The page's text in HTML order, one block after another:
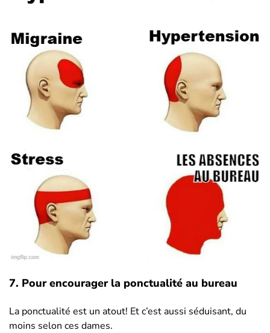
7. Pour encourager la ponctualité au bureau
La ponctualité est un atout! Et c’est aussi séduisant, du
moins selon ces dames.